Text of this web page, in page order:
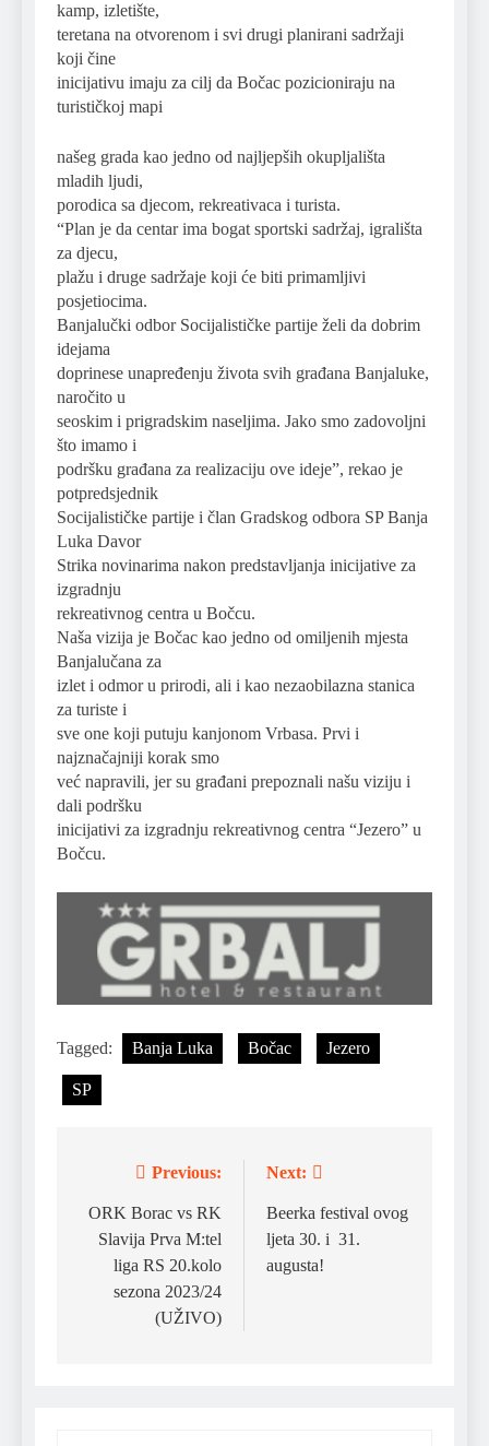
kamp, izletište,
teretana na otvorenom i svi drugi planirani sadržaji
koji čine
inicijativu imaju za cilj da Bočac pozicioniraju na
turističkoj mapi
našeg grada kao jedno od najljepših okupljališta
mladih ljudi,
porodica sa djecom, rekreativaca i turista.
“Plan je da centar ima bogat sportski sadržaj, igrališta
za djecu,
plažu i druge sadržaje koji će biti primamljivi
posjetiocima.
Banjalučki odbor Socijalističke partije želi da dobrim
idejama
doprinese unapređenju života svih građana Banjaluke,
naročito u
seoskim i prigradskim naseljima. Jako smo zadovoljni
što imamo i
podršku građana za realizaciju ove ideje”, rekao je
potpredsjednik
Socijalističke partije i član Gradskog odbora SP Banja
Luka Davor
Strika novinarima nakon predstavljanja inicijative za
izgradnju
rekreativnog centra u Bočcu.
Naša vizija je Bočac kao jedno od omiljenih mjesta
Banjalučana za
izlet i odmor u prirodi, ali i kao nezaobilazna stanica
za turiste i
sve one koji putuju kanjonom Vrbasa. Prvi i
najznačajniji korak smo
već napravili, jer su građani prepoznali našu viziju i
dali podršku
inicijativi za izgradnju rekreativnog centra “Jezero” u
Bočcu.
Tagged: Banja Luka Bočac Jezero
SP
navigation
Previous:
ORK Borac vs RK
Slavija Prva M:tel
liga RS 20.kolo
sezona 2023/24
(UŽIVO)
Next:
Beerka festival ovog
ljeta 30. i 31.
augusta!